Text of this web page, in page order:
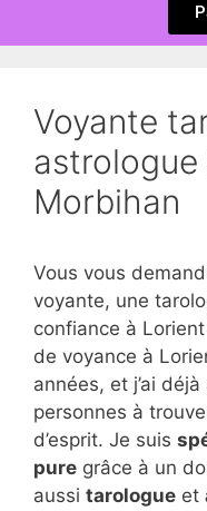
Voyante
Morbihan
Vous vous
voyante, une
confiance à
de voyance à
années, et j’ai
personnes à
d’esprit. Je suis
pure grâce à un
aussi tarologue et